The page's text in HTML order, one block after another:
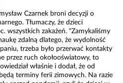
Czarnek broni decyzji o
Tłumaczy, że dzieci
wszystkich zakażeń. "Zamykaliśmy
zdalną dlatego, że wydolność
trzeba było przerwać kontakty
przez ruch okołooświatowy, to
właśnie i dodał, że od
terminy ferii zimowych. Na razie